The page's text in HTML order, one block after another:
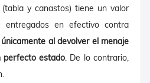
y canastos) tiene un valor
entregados en efectivo contra
únicamente al devolver el menaje
perfecto estado. De lo contrario,